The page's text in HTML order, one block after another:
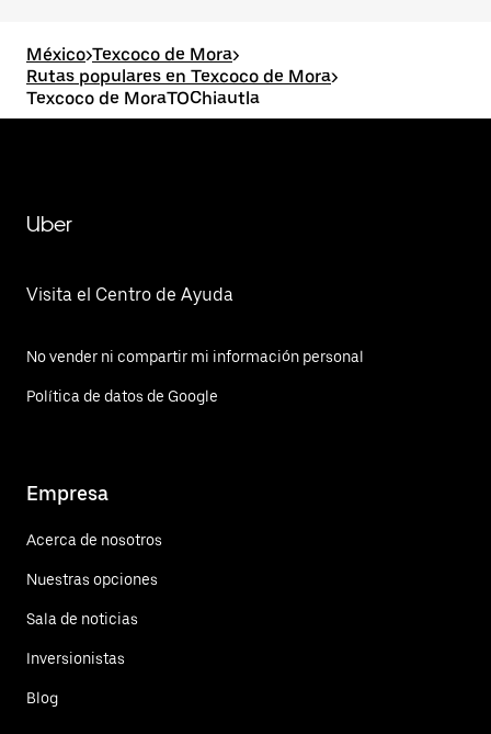
México>Texcoco de Mora>
Rutas populares en Texcoco de Mora>
Texcoco de MoraTOChiautla
Uber
Visita el Centro de Ayuda
No vender ni compartir mi información personal
Política de datos de Google
Empresa
Acerca de nosotros
Nuestras opciones
Sala de noticias
Inversionistas
Blog